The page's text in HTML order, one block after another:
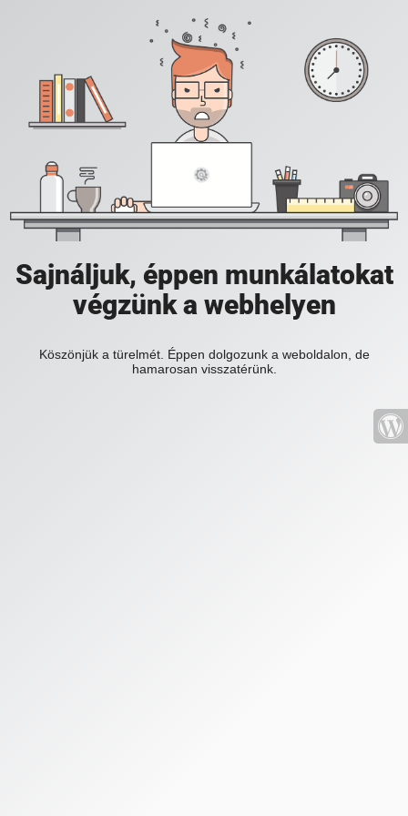
Sajnáljuk, éppen munkálatokat
végzünk a webhelyen
Köszönjük a türelmét. Éppen dolgozunk a weboldalon, de
hamarosan visszatérünk.